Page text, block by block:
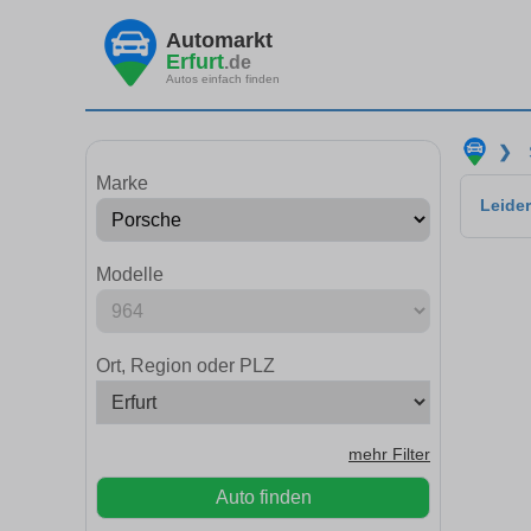
Automarkt
Erfurt.de
Autos einfach finden
Marke
Modelle
Ort, Region oder PLZ
mehr Filter
Auto finden
❯